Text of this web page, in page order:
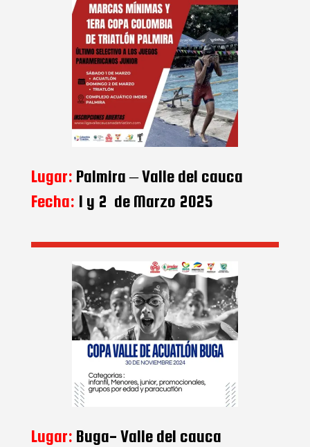
Lugar: Palmira – Valle del cauca
Fecha: 1 y 2 de Marzo 2025
Lugar: Buga- Valle del cauca